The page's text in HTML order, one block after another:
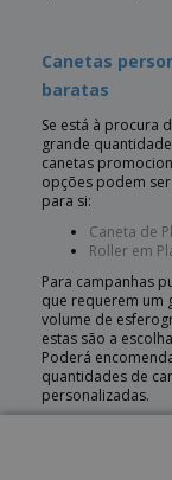
Canetas
baratas
Se está à procura
grande
canetas
opções podem
para si:
Caneta de
Roller em
Para campanhas
que requerem um
volume de
estas são a
Poderá
quantidades de
personalizadas.
Canetas de